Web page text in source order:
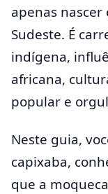
apenas
Sudeste. É
indígena,
africana,
popular e
Neste guia,
capixaba,
que a